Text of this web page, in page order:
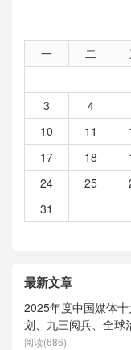
一 二
3
4
10
11
17
18
24
25
31
最新文章
2025年度中国媒体
划、九三阅兵、全球
度求索）、人形机器
阅读(686)